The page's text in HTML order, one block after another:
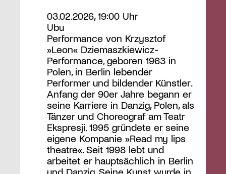
03.02.2026, 19:00 Uhr
Ubu
Performance von Krzysztof
»Leon« Dziemaszkiewicz-
Performance, geboren 1963 in
Polen, in Berlin lebender
Performer und bildender Künstler.
Anfang der 90er Jahre begann er
seine Karriere in Danzig, Polen, als
Tänzer und Choreograf am Teatr
Ekspresji. 1995 gründete er seine
eigene Kompanie »Read my lips
theatre«. Seit 1998 lebt und
arbeitet er hauptsächlich in Berlin